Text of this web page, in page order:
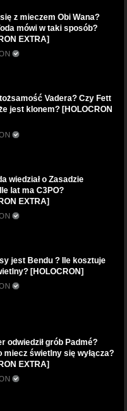
z mieczem Obi Wana?
mówi w taki sposób?
EXTRA]
tożsamość Vadera? Czy Fett
jest klonem? [HOLOCRON
wiedział o Zasadzie
lat ma C3PO?
EXTRA]
jest Bendu ? Ile kosztuje
[HOLOCRON]
odwiedził grób Padmé?
miecz świetlny się wyłącza?
EXTRA]